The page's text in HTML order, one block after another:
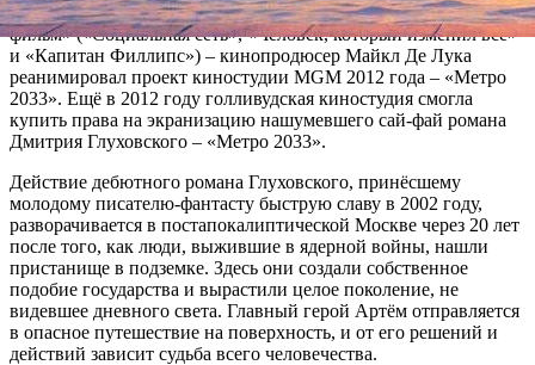
Трижды номинант на премию Оскар в категории «Лучший
фильм» («Социальная сеть», «Человек, который изменил всё»
и «Капитан Филлипс») – кинопродюсер Майкл Де Лука
реанимировал проект киностудии MGM 2012 года – «Метро
2033». Ещё в 2012 году голливудская киностудия смогла
купить права на экранизацию нашумевшего сай-фай романа
Дмитрия Глуховского – «Метро 2033».
Действие дебютного романа Глуховского, принёсшему
молодому писателю-фантасту быструю славу в 2002 году,
разворачивается в постапокалиптической Москве через 20 лет
после того, как люди, выжившие в ядерной войны, нашли
пристанище в подземке. Здесь они создали собственное
подобие государства и вырастили целое поколение, не
видевшее дневного света. Главный герой Артём отправляется
в опасное путешествие на поверхность, и от его решений и
действий зависит судьба всего человечества.